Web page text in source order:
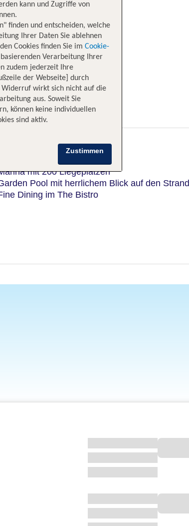
Bewertungen
mit 200 Liegeplätzen
Pool mit herrlichem Blick auf den Strand
Dining im The Bistro
kann und Zugriffe von
finden und entscheiden, welche
Ihrer Daten Sie ablehnen
Cookies finden Sie im Cookie-
Verarbeitung Ihrer
zudem jederzeit Ihre
der Webseite] durch
Widerruf wirkt sich nicht auf die
aus. Soweit Sie
können keine individuellen
sind aktiv.
Zustimmen